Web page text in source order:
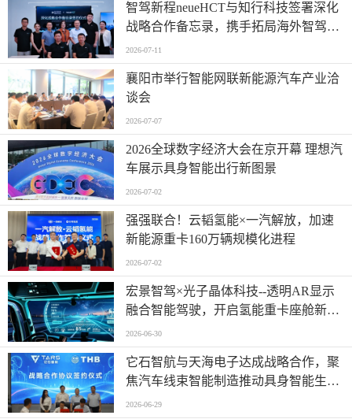
智驾新程neueHCT与知行科技签署深化
战略合作备忘录，携手拓局海外智驾市
场
2026-07-11
襄阳市举行智能网联新能源汽车产业洽
谈会
2026-07-07
2026全球数字经济大会在京开幕 理想汽
车展示具身智能出行新图景
2026-07-02
强强联合！云韬氢能×一汽解放，加速
新能源重卡160万辆规模化进程
2026-07-02
宏景智驾×光子晶体科技--透明AR显示
融合智能驾驶，开启氢能重卡座舱新时
代
2026-06-30
它石智航与天海电子达成战略合作，聚
焦汽车线束智能制造推动具身智能生产
落地
2026-06-29